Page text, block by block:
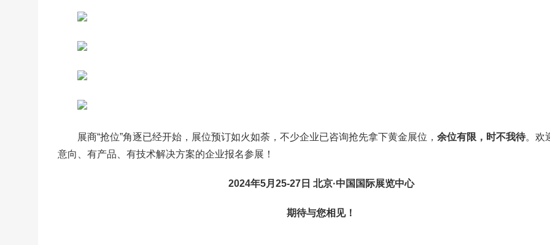
展商“抢位”角逐已经开始，展位预订如火如荼，不少企业已咨询抢先拿下黄金展位， 余位有限，时不我待。欢
意向、有产品、有技术解决方案的企业报名参展！
2024年5月25-27日 北京·中国国际展览中心
期待与您相见！